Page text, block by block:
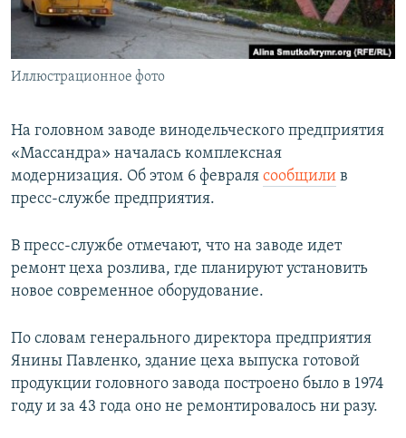
ПОБЕДИТЕЛЕЙ НЕ СУДЯТ?
КРЫМ.НЕПОКОРЕННЫЙ
ELIFBE
ПРИСОЕДИНЯЙТЕСЬ!
Все сайты RFE/RL
Иллюстрационное фото
На головном заводе винодельческого предприятия
«Массандра» началась комплексная
модернизация. Об этом 6 февраля сообщили в
пресс-службе предприятия.
В пресс-службе отмечают, что на заводе идет
ремонт цеха розлива, где планируют установить
новое современное оборудование.
По словам генерального директора предприятия
Янины Павленко, здание цеха выпуска готовой
продукции головного завода построено было в 1974
году и за 43 года оно не ремонтировалось ни разу.